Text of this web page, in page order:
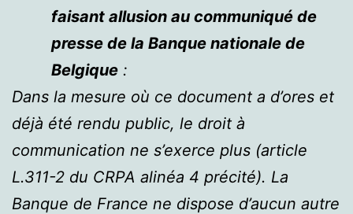
faisant allusion au communiqué de
presse de la Banque nationale de
Belgique :
Dans la mesure où ce document a d’ores et
déjà été rendu public, le droit à
communication ne s’exerce plus (article
L.311-2 du CRPA alinéa 4 précité). La
Banque de France ne dispose d’aucun autre